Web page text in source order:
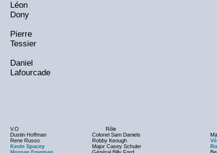
Léon
Dony
Pierre
Tessier
Daniel
Lafourcade
V.O
Rôle
Dustin Hoffman
Colonel Sam Daniels
Rene Russo
Robby Keough
Kevin Spacey
Major Casey Schuler